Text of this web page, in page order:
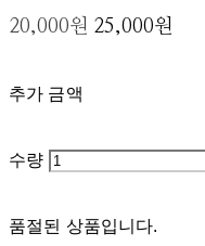
20,000원 25,000원
추가 금액
수량
품절된 상품입니다.